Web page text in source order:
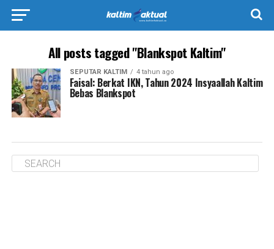
All posts tagged "Blankspot Kaltim"
SEPUTAR KALTIM 4 tahun ago
Faisal: Berkat IKN, Tahun 2024 Insyaallah Kaltim
Bebas Blankspot